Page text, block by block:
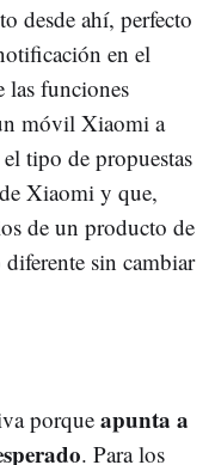
desde ahí, perfecto
en el
las funciones
móvil Xiaomi a
tipo de propuestas
Xiaomi y que,
de un producto de
sin cambiar
porqueapunta a
. Para los